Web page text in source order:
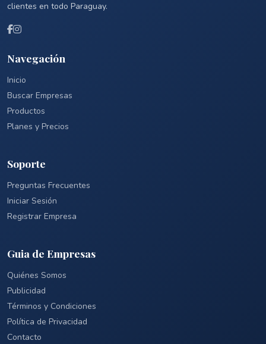
clientes en todo Paraguay.
Navegación
Inicio
Buscar Empresas
Productos
Planes y Precios
Soporte
Preguntas Frecuentes
Iniciar Sesión
Registrar Empresa
Guia de Empresas
Quiénes Somos
Publicidad
Términos y Condiciones
Política de Privacidad
Contacto